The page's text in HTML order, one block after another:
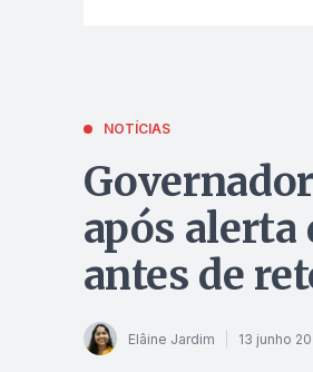
NOTÍCIAS
após alerta
antes de
Elâine Jardim 13 junho